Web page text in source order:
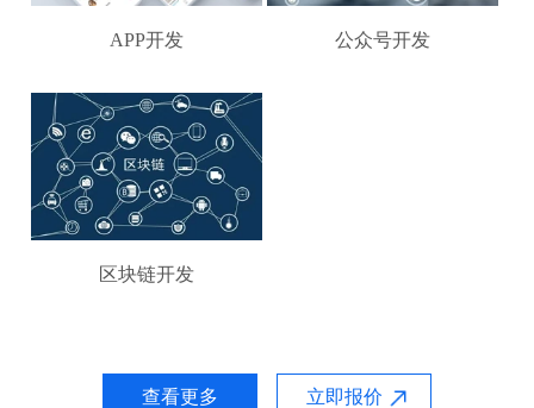
APP开发 公众号开发
区块链开发
查看更多 立即报价